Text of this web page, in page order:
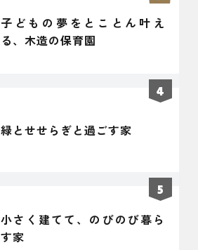
子どもの夢をとことん叶え
る、木造の保育園
緑とせせらぎと過ごす家
小さく建てて、のびのび暮ら
す家